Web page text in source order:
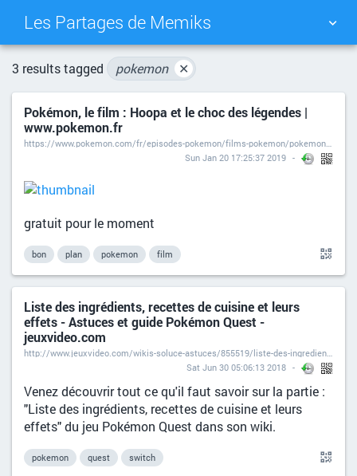
Les Partages de Memiks
TAG CLOUD
DAILY SEARCH
3 results tagged pokemon ✕
Pokémon, le film : Hoopa et le choc des légendes |
www.pokemon.fr
https://www.pokemon.com/fr/episodes-pokemon/films-pokemon/pokemon-le-film-hoopa-et-le-choc-des-legendes-2015
Sun Jan 20 17:25:37 2019
gratuit pour le moment
bon plan pokemon film
Liste des ingrédients, recettes de cuisine et leurs
effets - Astuces et guide Pokémon Quest -
jeuxvideo.com
http://www.jeuxvideo.com/wikis-soluce-astuces/855519/liste-des-ingredients-recettes-de-cuisine-et-leurs-effets.htm
Sat Jun 30 05:06:13 2018
Venez découvrir tout ce qu'il faut savoir sur la partie :
"Liste des ingrédients, recettes de cuisine et leurs
effets" du jeu Pokémon Quest dans son wiki.
pokemon quest switch